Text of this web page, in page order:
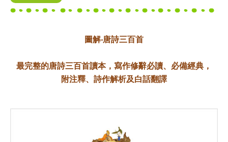
圖解‧唐詩三百首
最完整的唐詩三百首讀本，寫作修辭必讀、必備經典，
附注釋、詩作解析及白話翻譯